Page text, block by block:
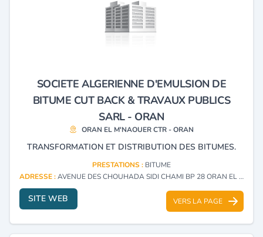
SOCIETE ALGERIENNE D'EMULSION DE
BITUME CUT BACK & TRAVAUX PUBLICS
SARL - ORAN
ORAN EL M'NAOUER CTR - ORAN
TRANSFORMATION ET DISTRIBUTION DES BITUMES.
PRESTATIONS : BITUME
ADRESSE :AVENUE DES CHOUHADA SIDI CHAMI BP 28 ORAN EL M'NAOUER CTR - ORAN
SITE WEB VERS LA PAGE